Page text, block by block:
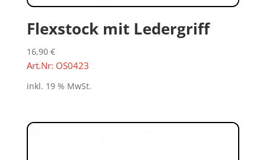
Flexstock mit Ledergriff
16,90 €
Art.Nr: OS0423
inkl. 19 % MwSt.